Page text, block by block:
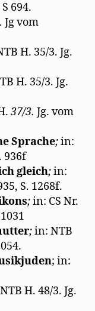
694.
Jg vom
H. 35/3. Jg.
H. 35/3. Jg.
37/3. Jg. vom
Sprache;in:
936f
gleich;in:
S. 1268f.
;in: CS Nr.
;in: NTB
; in:
H. 48/3. Jg.